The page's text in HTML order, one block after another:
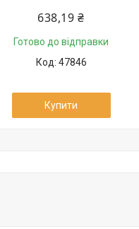
638,19 ₴
Готово до відправки
47846
Купити